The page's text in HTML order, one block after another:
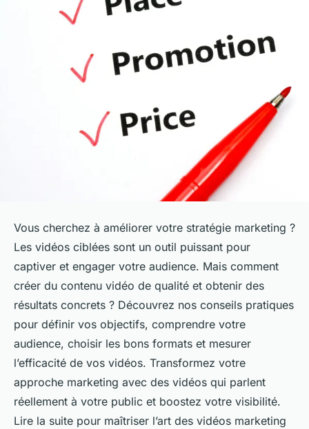
Vous cherchez à améliorer votre stratégie marketing ?
Les vidéos ciblées sont un outil puissant pour
captiver et engager votre audience. Mais comment
créer du contenu vidéo de qualité et obtenir des
résultats concrets ? Découvrez nos conseils pratiques
pour définir vos objectifs, comprendre votre
audience, choisir les bons formats et mesurer
l’efficacité de vos vidéos. Transformez votre
approche marketing avec des vidéos qui parlent
réellement à votre public et boostez votre visibilité.
Lire la suite pour maîtriser l’art des vidéos marketing